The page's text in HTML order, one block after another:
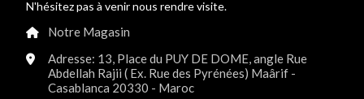
N'hésitez pas à venir nous rendre visite.
Notre Magasin
Adresse: 13, Place du PUY DE DOME, angle Rue
Abdellah Rajii ( Ex. Rue des Pyrénées) Maârif -
Casablanca 20330 - Maroc